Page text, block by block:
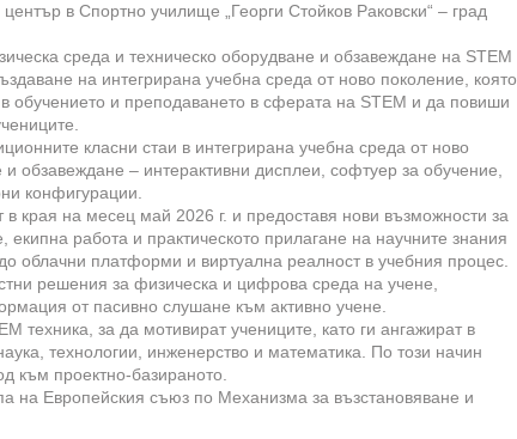
в Спортно училище „Георги Стойков Раковски“ – град
среда и техническо оборудване и обзавеждане на STEM
на интегрирана учебна среда от ново поколение, която
обучението и преподаването в сферата на STEM и да повиши
класни стаи в интегрирана учебна среда от ново
обзавеждане – интерактивни дисплеи, софтуер за обучение,
конфигурации.
на месец май 2026 г. и предоставя нови възможности за
работа и практическото прилагане на научните знания
облачни платформи и виртуална реалност в учебния процес.
решения за физическа и цифрова среда на учене,
от пасивно слушане към активно учене.
техника, за да мотивират учениците, като ги ангажират в
технологии, инженерство и математика. По този начин
към проектно-базираното.
на Европейския съюз по Механизма за възстановяване и